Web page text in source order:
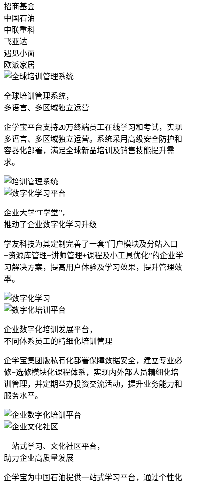
招商基金
中国石油
中联重科
飞亚达
遇见小面
欧派家居
全球培训管理系统，
多语言、多区域独立运营
企学宝平台支持20万终端员工在线学习和考试，实现
多语言、多区域独立运营。系统采用高级安全防护和
容器化部署，满足全球新品培训及销售技能提升需
求。
企业大学“T学堂”，
推动了企业数字化学习升级
学友科技为其定制完善了一套“门户模块及分站入口
+资源库管理+讲师管理+课程及小工具优化”的企业学
习解决方案，提高用户体验及学习效果，提升管理效
率。
企业数字化培训发展平台，
不同体系员工的精细化培训管理
企学宝集团版私有化部署保障数据安全，建立专业必
修+选修模块化课程体系，实现内外部人员精细化培
训管理，并定期举办投资交流活动，提升业务能力和
服务水平。
一站式学习、文化社区平台，
助力企业高质量发展
企学宝为中国石油提供一站式学习平台，通过个性化